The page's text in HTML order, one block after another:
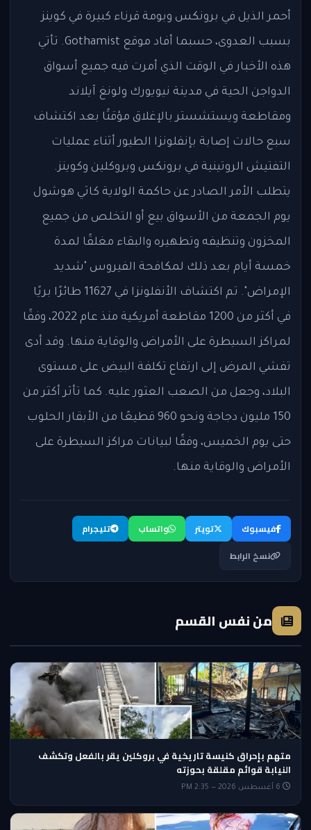
أحمر الذيل في برونكس وبومة قرناء كبيرة في كوينز
بسبب العدوى، حسبما أفاد موقع Gothamist. تأتي
هذه الأخبار في الوقت الذي أمرت فيه جميع أسواق
الدواجن الحية في مدينة نيويورك ولونغ آيلاند
ومقاطعة ويستشستر بالإغلاق مؤقتًا بعد اكتشاف
سبع حالات إصابة بإنفلونزا الطيور أثناء عمليات
التفتيش الروتينية في برونكس وبروكلين وكوينز.
يتطلب الأمر الصادر عن حاكمة الولاية كاثي هوشول
يوم الجمعة من الأسواق بيع أو التخلص من جميع
المخزون وتنظيفه وتطهيره والبقاء مغلقًا لمدة
خمسة أيام بعد ذلك لمكافحة الفيروس "شديد
الإمراض". تم اكتشاف الأنفلونزا في 11627 طائرًا بريًا
في أكثر من 1200 مقاطعة أمريكية منذ عام 2022، وفقًا
لمراكز السيطرة على الأمراض والوقاية منها. وقد أدى
تفشي المرض إلى ارتفاع تكلفة البيض على مستوى
البلاد، وجعل من الصعب العثور عليه. كما تأثر أكثر من
150 مليون دجاجة ونحو 960 قطيعًا من الأبقار الحلوب
حتى يوم الخميس، وفقًا لبيانات مراكز السيطرة على
الأمراض والوقاية منها.
فيسبوك تويتر واتساب
تليجرام
نسخ الرابط
من نفس القسم
متهم بإحراق كنيسة تاريخية في بروكلين يقر بالفعل وتكشف
النيابة قوائم مقلقة بحوزته